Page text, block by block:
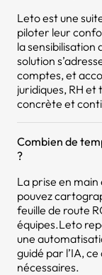
Leto est une
piloter leur
la sensibilisation
solution
comptes, et
juridiques, RH
concrète et
Combien de
?
La prise en main
pouvez
feuille de route
équipes.Leto
une
guidé par l’IA,
nécessaires.